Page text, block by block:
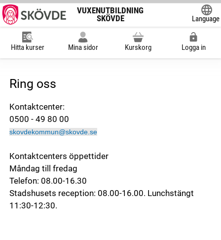
VUXENUTBILDNING
SKÖVDE
Language
Hitta kurser Mina sidor Kurskorg Logga in
Ring oss
Kontaktcenter:
0500 - 49 80 00
skovdekommun@skovde.se
Kontaktcenters öppettider
Måndag till fredag
Telefon: 08.00-16.30
Stadshusets reception: 08.00-16.00. Lunchstängt
11:30-12:30.